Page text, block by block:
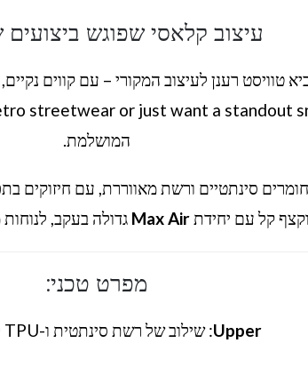
עיצוב קלאסי שפוגש ביצועים
טוויסט רענן לעיצוב המקורי – עם קווים
המושלמת.
סינתטיים ורשת מאווררת, עם חיזוקים
קל עם יחידתMax Air גדולה בעקב,
מפרט טכני:
Upper: שילוב של רשת סינתטית ו-TPU לנשימה ועמידות